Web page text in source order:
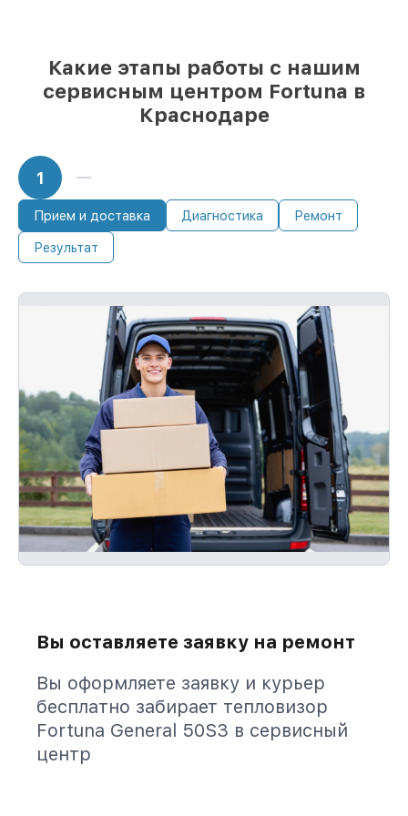
Какие этапы работы с нашим
сервисным центром Fortuna в
Краснодаре
1
Прием и доставка Диагностика Ремонт
Результат
Вы оставляете заявку на ремонт
Вы оформляете заявку и курьер
бесплатно забирает тепловизор
Fortuna General 50S3 в сервисный
центр